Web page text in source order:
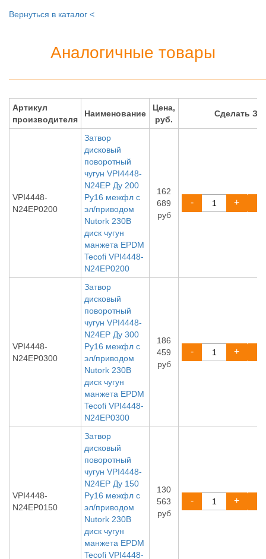
Вернуться в каталог <
Аналогичные товары
Артикул
производителя
Наименование
Цена,
руб.
Сделать
VPI4448-
N24EP0200
Затвор
дисковый
поворотный
чугун VPI4448-
N24EP Ду 200
Ру16 межфл с
эл/приводом
Nutork 230В
диск чугун
манжета EPDM
Tecofi VPI4448-
N24EP0200
162
689
руб
- +
VPI4448-
N24EP0300
Затвор
дисковый
поворотный
чугун VPI4448-
N24EP Ду 300
Ру16 межфл с
эл/приводом
Nutork 230В
диск чугун
манжета EPDM
Tecofi VPI4448-
N24EP0300
186
459
руб
- +
VPI4448-
N24EP0150
Затвор
дисковый
поворотный
чугун VPI4448-
N24EP Ду 150
Ру16 межфл с
эл/приводом
Nutork 230В
диск чугун
манжета EPDM
Tecofi VPI4448-
130
563
руб
- +